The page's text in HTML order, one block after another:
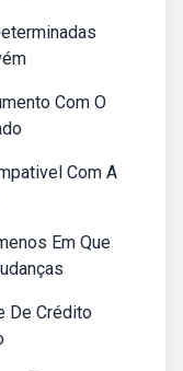
Com O
Com A
Em Que
De Crédito